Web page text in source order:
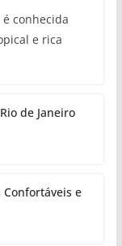
conhecida
e rica
de Janeiro
Confortáveis e